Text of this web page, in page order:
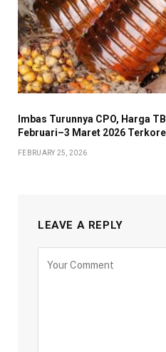
Imbas Turunnya CPO, Harga
Februari–3 Maret 2026
FEBRUARY 25, 2026
LEAVE A REPLY